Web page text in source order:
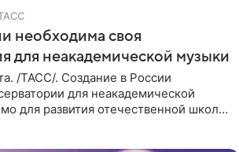
необходима своя
для неакадемической музыки
/ТАСС/. Создание в России
для неакадемической
для развития отечественной школы